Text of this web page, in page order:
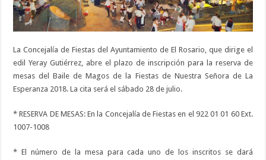
La Concejalía de Fiestas del Ayuntamiento de El Rosario, que dirige el
edil Yeray Gutiérrez, abre el plazo de inscripción para la reserva de
mesas del Baile de Magos de la Fiestas de Nuestra Señora de La
Esperanza 2018. La cita será el sábado 28 de julio.
* RESERVA DE MESAS: En la Concejalía de Fiestas en el 922 01 01 60 Ext.
1007-1008
* El número de la mesa para cada uno de los inscritos se dará